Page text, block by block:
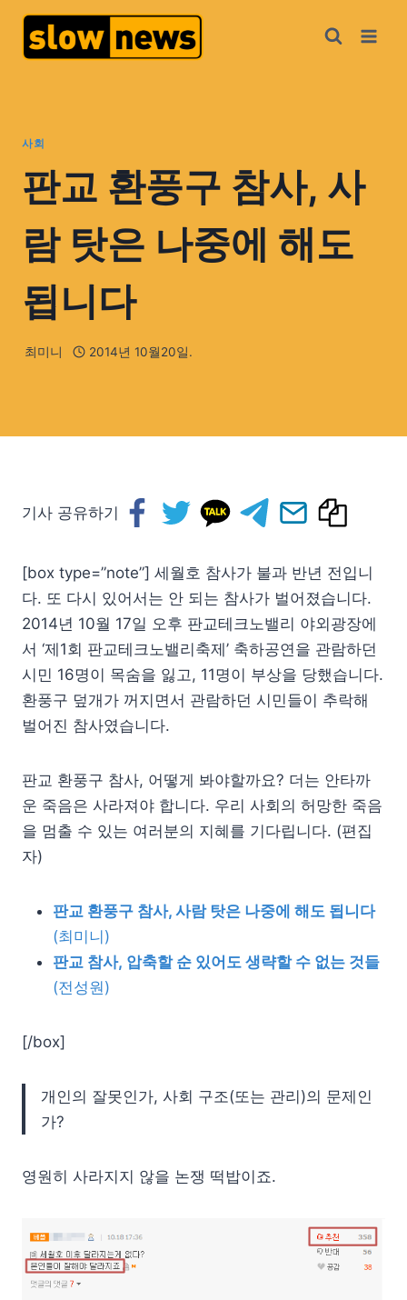
사회
판교 환풍구 참사, 사
람 탓은 나중에 해도
됩니다
최미니 2014년 10월20일.
기사 공유하기
[box type=”note”] 세월호 참사가 불과 반년 전입니
다. 또 다시 있어서는 안 되는 참사가 벌어졌습니다.
2014년 10월 17일 오후 판교테크노밸리 야외광장에
서 ‘제1회 판교테크노밸리축제’ 축하공연을 관람하던
시민 16명이 목숨을 잃고, 11명이 부상을 당했습니다.
환풍구 덮개가 꺼지면서 관람하던 시민들이 추락해
벌어진 참사였습니다.
판교 환풍구 참사, 어떻게 봐야할까요? 더는 안타까
운 죽음은 사라져야 합니다. 우리 사회의 허망한 죽음
을 멈출 수 있는 여러분의 지혜를 기다립니다. (편집
자)
판교 환풍구 참사, 사람 탓은 나중에 해도 됩니다
(최미니)
판교 참사, 압축할 순 있어도 생략할 수 없는 것들
(전성원)
[/box]
개인의 잘못인가, 사회 구조(또는 관리)의 문제인
가?
영원히 사라지지 않을 논쟁 떡밥이죠.